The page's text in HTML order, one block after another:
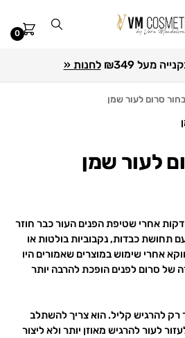
0
מעל ₪349 לחנות «
סרום לעור שמן
לעור שמן
אחרי שטיפת הפנים העור כבר חוזר
תחושת כבדות, נקבוביות בולטות או
אחרי שימוש במוצרים שאמורים היו
של סרום לפנים הופכת להרבה יותר
רק להרגיש קליל. הוא צריך להשתלב
לעור להרגיש מאוזן יותר ולא ליצור